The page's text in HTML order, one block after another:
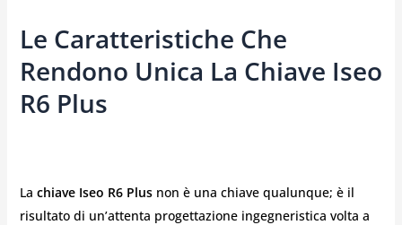
Le Caratteristiche Che
Rendono Unica La Chiave Iseo
R6 Plus
La chiave Iseo R6 Plusnon è una chiave qualunque; è il
risultato di un’attenta progettazione ingegneristica volta a